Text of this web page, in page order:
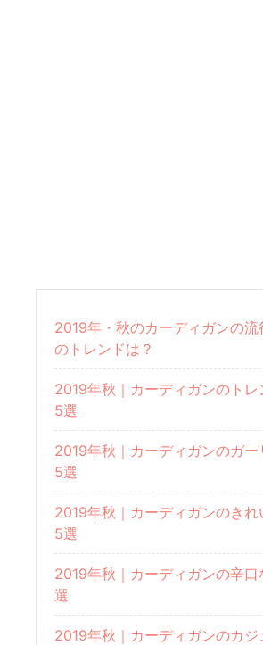
2019年・秋のカーディガンの流
のトレンドは？
2019年秋｜カーディガンのト
5選
2019年秋｜カーディガンのガ
5選
2019年秋｜カーディガンのき
5選
2019年秋｜カーディガンの辛
選
2019年秋｜カーディガンのカジ